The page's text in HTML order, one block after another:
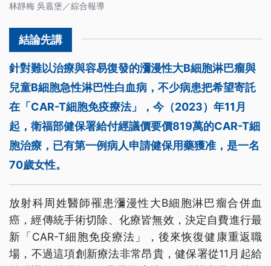
林靜梅 吳嘉堡／綜合報導
針對難以治療與容易復發的瀰漫性大B細胞淋巴瘤與
兒童B細胞急性淋巴性白血病，不少病患把希望寄託
在「CAR-T細胞免疫療法」，今（2023）年11月
起，衛福部健保署給付經議價要價819萬的CAR-T細
胞治療，已有第一例病人申請健保用藥獲准，是一名
70歲女性。
放射科周姓醫師罹患瀰漫性大B細胞淋巴瘤合併血
癌，經傳統手術切除、化療皆無效，決定自費進行最
新「CAR-T細胞免疫療法」，後來恢復健康重返職
場，不過這項創新療法非常昂貴，健保署從11月起給